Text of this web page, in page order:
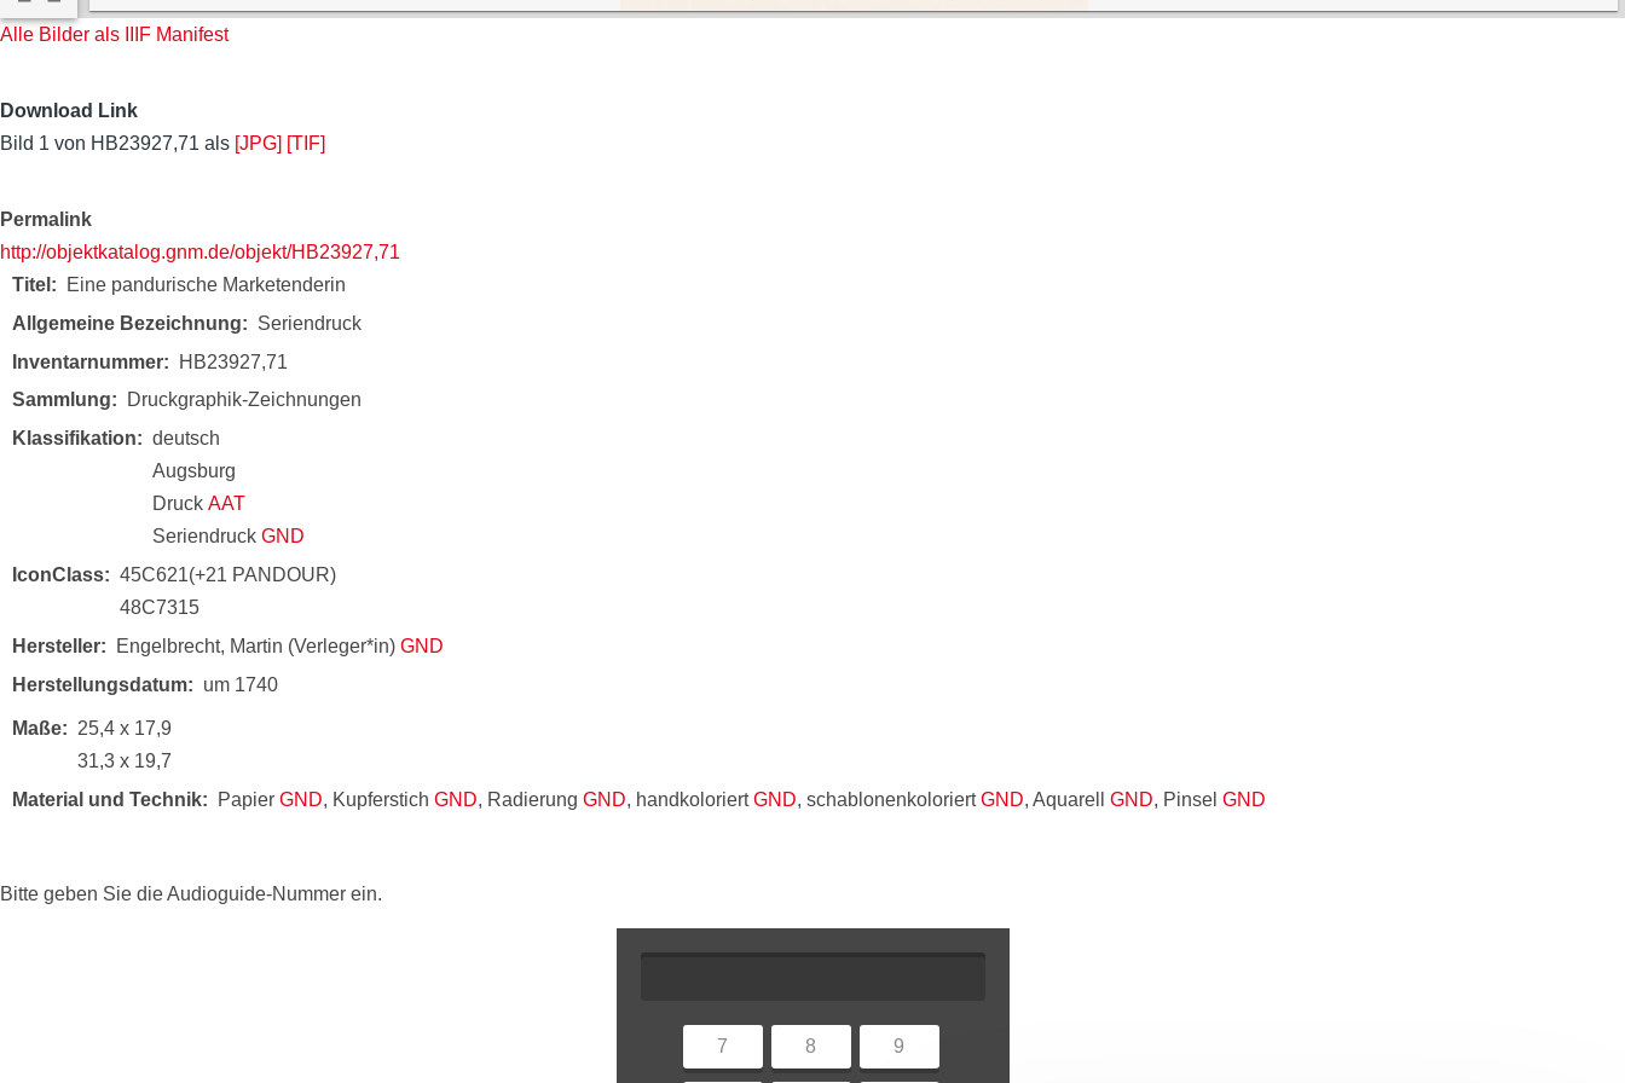
Alle Bilder als IIIF Manifest
Download Link
Bild 1 von HB23927,71 als [JPG] [TIF]
Permalink
http://objektkatalog.gnm.de/objekt/HB23927,71
Titel
Eine pandurische Marketenderin
Allgemeine Bezeichnung
Seriendruck
Inventarnummer
HB23927,71
Sammlung
Druckgraphik-Zeichnungen
Klassifikation
deutsch
Augsburg
Druck AAT
Seriendruck GND
IconClass
45C621(+21 PANDOUR)
48C7315
Hersteller
Engelbrecht, Martin (Verleger*in) GND
Herstellungsdatum
um 1740
Maße
25,4 x 17,9
31,3 x 19,7
Material und Technik
Papier GND, Kupferstich GND, Radierung GND, handkoloriertGND, schablonenkoloriertGND, Aquarell GND, Pinsel GND
Bitte geben Sie die Audioguide-Nummer ein.
7 8 9